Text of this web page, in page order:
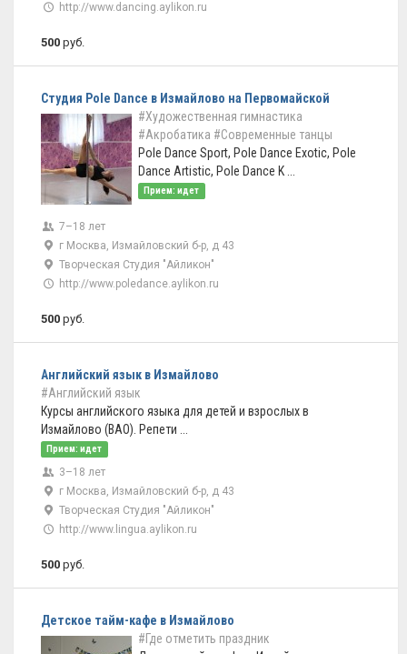
http://www.dancing.aylikon.ru
500 руб.
Студия Pole Dance в Измайлово на Первомайской
#Художественная гимнастика
#Акробатика #Современные танцы
Pole Dance Sport, Pole Dance Exotic, Pole
Dance Artistic, Pole Dance K ...
Прием: идет
7–18 лет
г Москва, Измайловский б-р, д 43
Творческая Студия "Айликон"
http://www.poledance.aylikon.ru
500 руб.
Английский язык в Измайлово
#Английский язык
Курсы английского языка для детей и взрослых в
Измайлово (ВАО). Репети ...
Прием: идет
3–18 лет
г Москва, Измайловский б-р, д 43
Творческая Студия "Айликон"
http://www.lingua.aylikon.ru
500 руб.
Детское тайм-кафе в Измайлово
#Где отметить праздник